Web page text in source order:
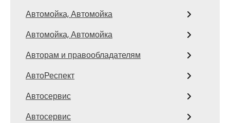
Автомойка, Автомойка
Автомойка, Автомойка
Авторам и правообладателям
АвтоРеспект
Автосервис
Автосервис